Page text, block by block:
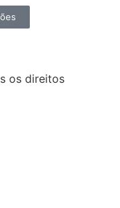
os direitos